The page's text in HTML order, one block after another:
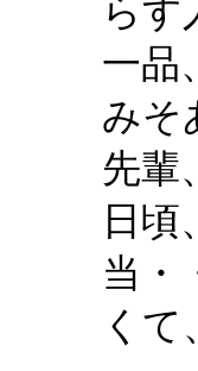
らす
一品
みそ
先輩
日
当・
く